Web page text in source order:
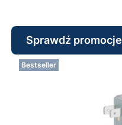
Sprawdź promocje
Bestseller